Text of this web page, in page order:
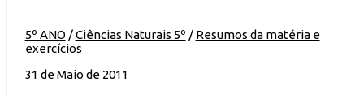
5º ANO /Ciências Naturais 5º / Resumos da matéria e
exercícios
31 de Maio de 2011